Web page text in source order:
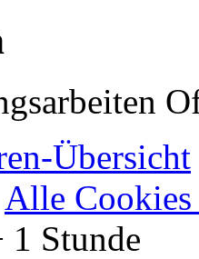
Übersicht
Alle Cookies
Stunde